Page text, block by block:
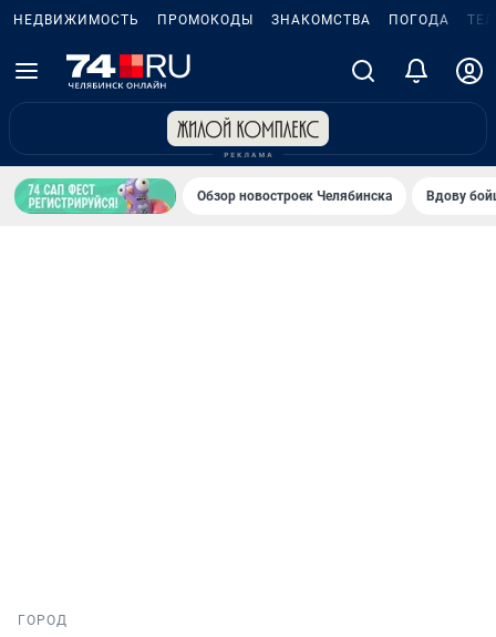
НЕДВИЖИМОСТЬ ПРОМОКОДЫ ЗНАКОМСТВА ПОГОДА
Обзор новостроек Челябинска Вдову
ГОРОД